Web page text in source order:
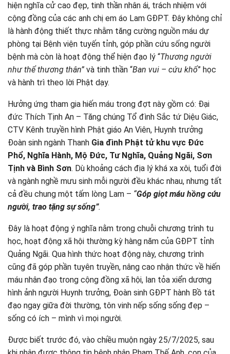
hiện nghĩa cử cao đẹp, tinh thần nhân ái, trách nhiệm với
cộng đồng của các anh chị em áo Lam GĐPT. Đây không chỉ
là hành động thiết thực nhằm tăng cường nguồn máu dự
phòng tại Bệnh viện tuyến tỉnh, góp phần cứu sống người
bệnh mà còn là hoạt động thể hiện đạo lý “Thương người
như thể thương thân” và tinh thần “Ban vui – cứu khổ” học
và hành trì theo lời Phật dạy.
Hưởng ứng tham gia hiến máu trong đợt này gồm có: Đại
đức Thích Tịnh An – Tăng chúng Tổ đình Sắc tứ Diệu Giác,
CTV Kênh truyền hình Phật giáo An Viên, Huynh trưởng
Đoàn sinh ngành Thanh Gia đình Phật tử khu vực Đức
Phổ, Nghĩa Hành, Mộ Đức, Tư Nghĩa, Quảng Ngãi, Sơn
Tịnh và Bình Sơn. Dù khoảng cách địa lý khá xa xôi, tuổi đời
và ngành nghề mưu sinh mỗi người đều khác nhau, nhưng tất
cả đều chung một tấm lòng Lam – “Góp giọt máu hồng cứu
người, trao tặng sự sống”.
Đây là hoạt động ý nghĩa nằm trong chuỗi chương trình tu
học, hoạt động xã hội thường kỳ hàng năm của GĐPT tỉnh
Quảng Ngãi. Qua hình thức hoạt động này, chương trình
cũng đã góp phần tuyên truyền, nâng cao nhận thức về hiến
máu nhân đạo trong cộng đồng xã hội, lan tỏa xiển dương
hình ảnh người Huynh trưởng, Đoàn sinh GĐPT hành Bồ tát
đạo ngay giữa đời thường, tôn vinh nếp sống sống đẹp –
sống có ích – mình vì mọi người.
Được biết trước đó, vào chiều muộn ngày 25/7/2025, sau